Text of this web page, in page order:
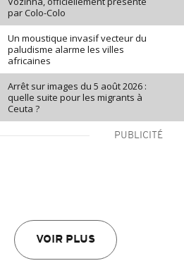
par Colo-Colo
Un moustique invasif vecteur du
paludisme alarme les villes
africaines
Arrêt sur images du 5 août 2026 :
quelle suite pour les migrants à
Ceuta ?
PUBLICITÉ
VOIR PLUS